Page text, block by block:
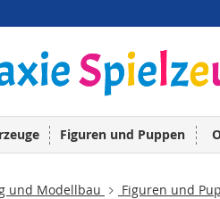
Figuren und Puppen
und Modellbau Figuren und